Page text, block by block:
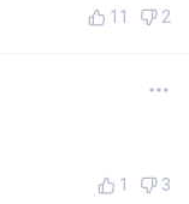
11 2
1 3